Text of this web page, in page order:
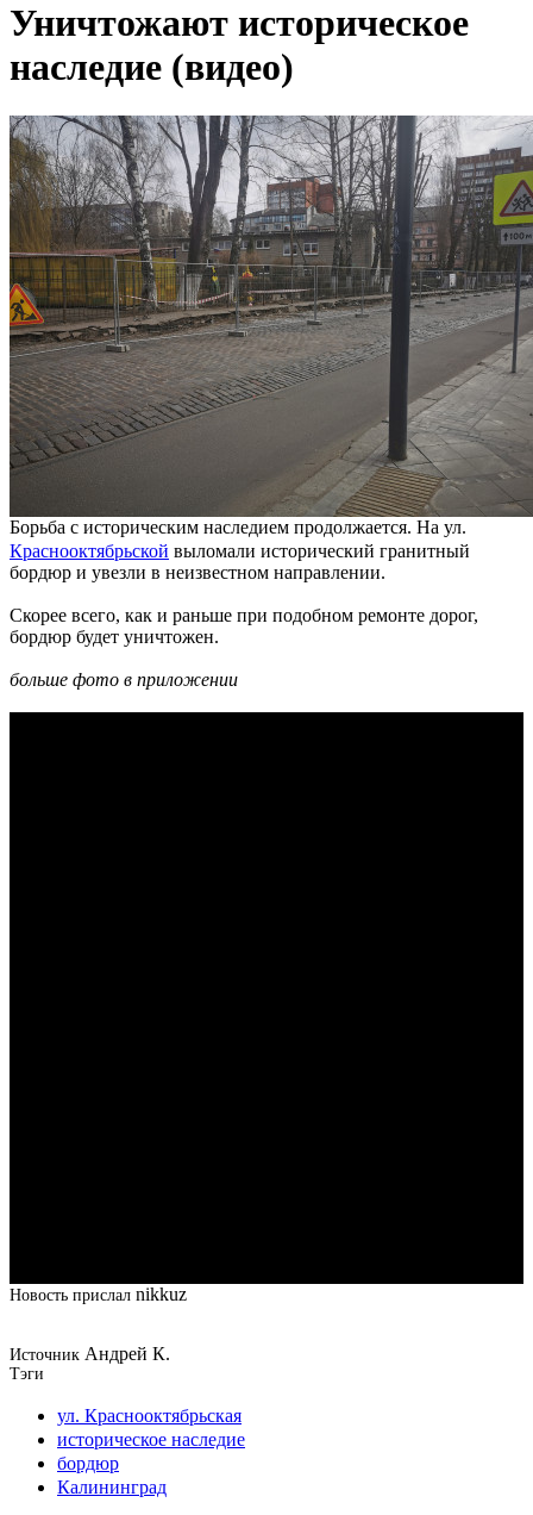
Уничтожают историческое
наследие (видео)
Борьба с историческим наследием продолжается. На ул.
Краснооктябрьской выломали исторический гранитный
бордюр и увезли в неизвестном направлении.
Скорее всего, как и раньше при подобном ремонте дорог,
бордюр будет уничтожен.
больше фото в приложении
Новость прислал nikkuz
Источник Андрей К.
Тэги
ул. Краснооктябрьская
историческое наследие
бордюр
Калининград